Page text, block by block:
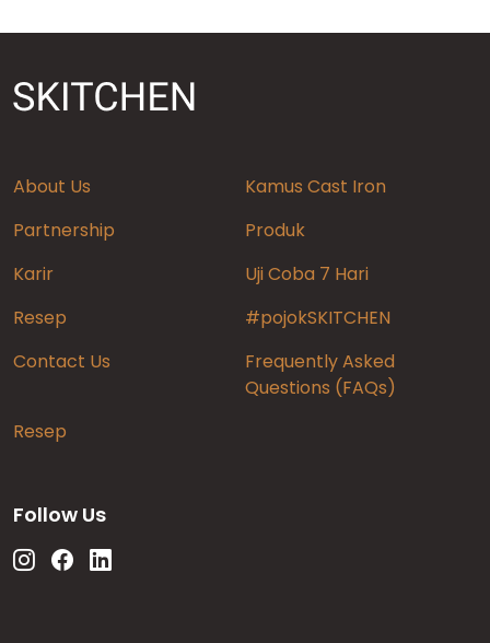
About Us
Kamus Cast Iron
Partnership
Produk
Karir
Uji Coba 7 Hari
Resep
#pojokSKITCHEN
Contact Us
Frequently Asked
Questions (FAQs)
Resep
Follow Us